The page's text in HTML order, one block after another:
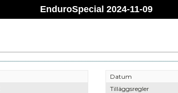
EnduroSpecial 2024-11-09
Datum
Tilläggsregler